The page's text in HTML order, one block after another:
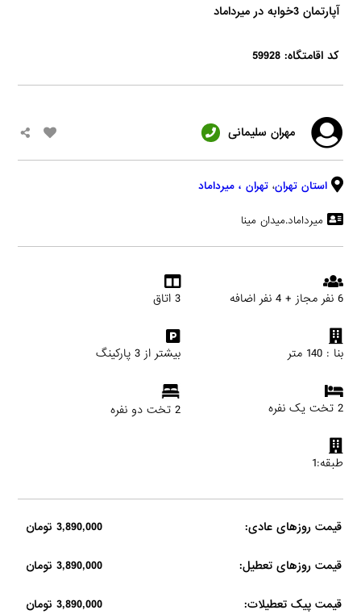
آپارتمان 3خوابه در میرداماد
کد اقامتگاه: 59928
مهران سلیمانی
استان تهران، تهران ، میرداماد
میرداماد.میدان مینا
6 نفر مجاز + 4 نفر اضافه 3 اتاق
بنا : 140 متر بیشتر از 3 پارکینگ
2 تخت یک نفره 2 تخت دو نفره
طبقه:1
قیمت روزهای عادی: 3,890,000 تومان
قیمت روزهای تعطیل: 3,890,000 تومان
قیمت پیک تعطیلات: 3,890,000 تومان